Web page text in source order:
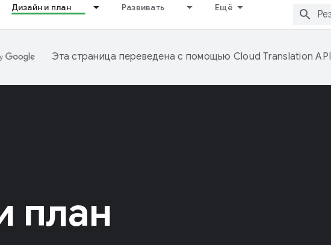
Дизайн и план Развивать Ещё
Эта страница переведена с помощью Cloud Translation API
план